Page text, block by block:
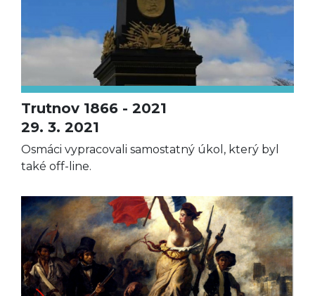
Trutnov 1866 - 2021
29. 3. 2021
Osmáci vypracovali samostatný úkol, který byl
také off-line.